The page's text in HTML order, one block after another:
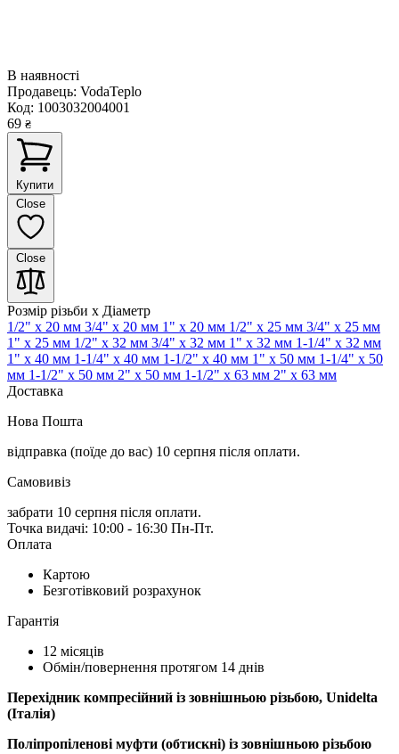
В наявності
Продавець: VodaTeplo
Код: 1003032004001
69 ₴
Купити
Close
Close
Розмір різьби x Діаметр
1/2" x 20 мм 3/4" x 20 мм 1" x 20 мм 1/2" x 25 мм 3/4" x 25 мм
1" x 25 мм 1/2" x 32 мм 3/4" x 32 мм 1" x 32 мм 1-1/4" x 32 мм
1" x 40 мм 1-1/4" x 40 мм 1-1/2" x 40 мм 1" x 50 мм 1-1/4" x 50
мм 1-1/2" x 50 мм 2" x 50 мм 1-1/2" x 63 мм 2" x 63 мм
Доставка
Нова Пошта
відправка (поїде до вас) 10 серпня після оплати.
Самовивіз
забрати 10 серпня після оплати.
Точка видачі: 10:00 - 16:30 Пн-Пт.
Оплата
Картою
Безготівковий розрахунок
Гарантія
12 місяців
Обмін/повернення протягом 14 днів
Перехідник компресійний із зовнішньою різьбою, Unidelta
(Італія)
Поліпропіленові муфти (обтискні) із зовнішньою різьбою